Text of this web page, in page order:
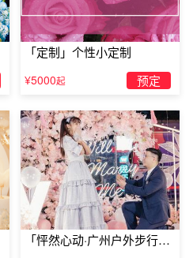
「定制」个性小定制
¥5000起 预定
「怦然心动·广州户外步行街